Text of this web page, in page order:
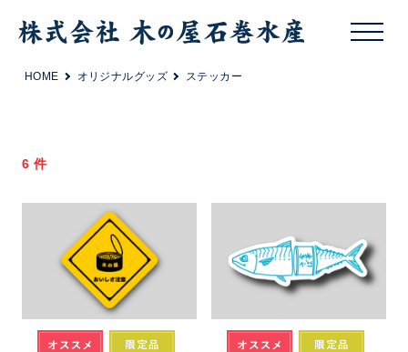
HOME オリジナルグッズ ステッカー
6 件